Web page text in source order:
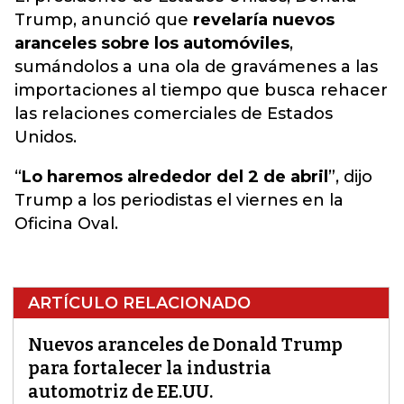
Trump, anunció que revelaría nuevos
aranceles sobre los automóviles,
sumándolos a una ola de gravámenes a las
importaciones al tiempo que busca rehacer
las relaciones comerciales de Estados
Unidos.
“Lo haremos alrededor del 2 de abril ”, dijo
Trump a los periodistas el viernes en la
Oficina Oval.
ARTÍCULO RELACIONADO
Nuevos aranceles de Donald Trump
para fortalecer la industria
automotriz de EE.UU.